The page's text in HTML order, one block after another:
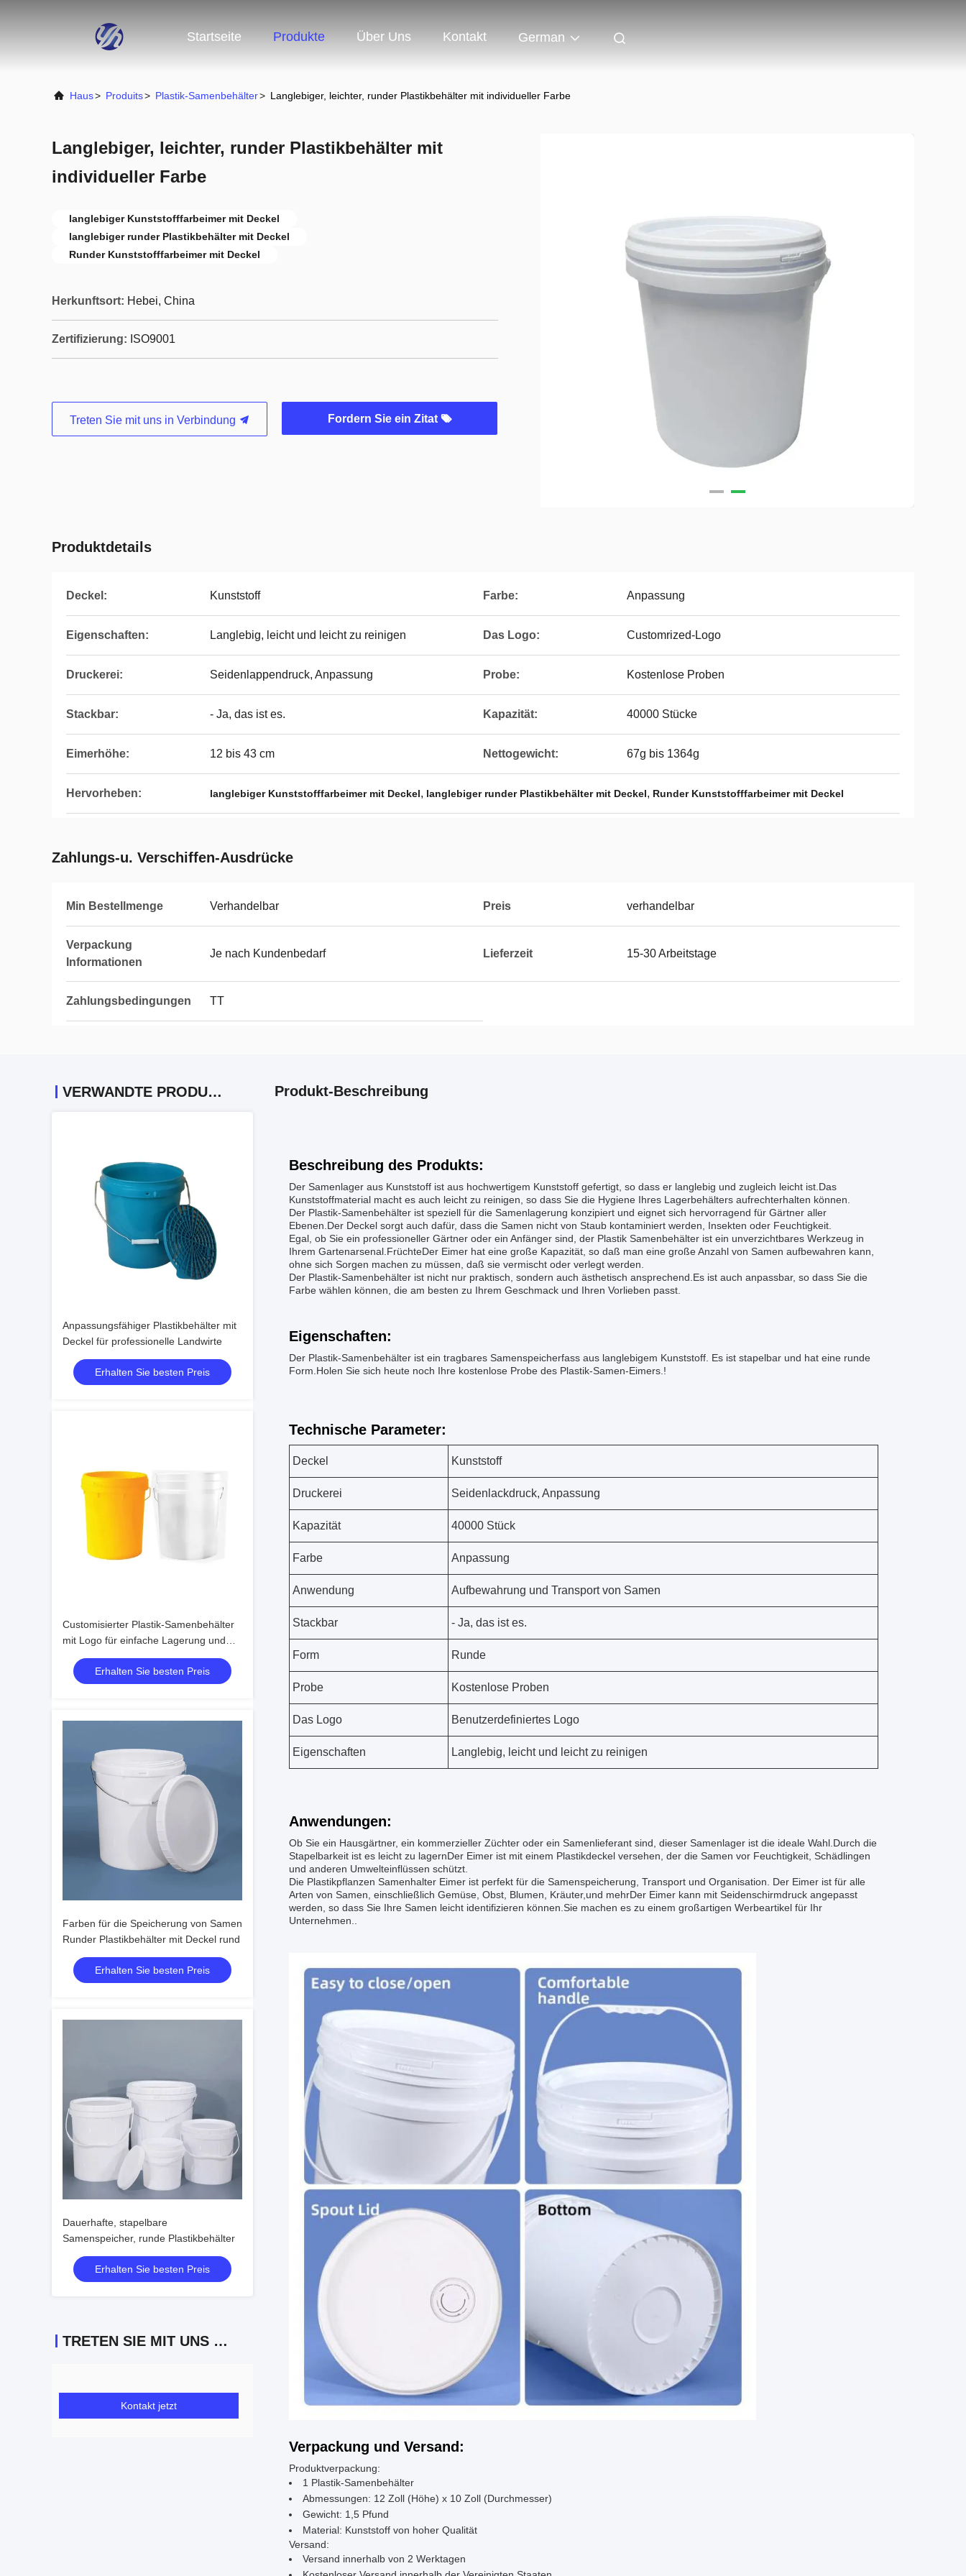
Startseite Produkte Über Uns Kontakt German
Haus> Produits> Plastik-Samenbehälter> Langlebiger, leichter, runder Plastikbehälter mit individueller Farbe
Langlebiger, leichter, runder Plastikbehälter mit
individueller Farbe
langlebiger Kunststofffarbeimer mit Deckel
langlebiger runder Plastikbehälter mit Deckel
Runder Kunststofffarbeimer mit Deckel
Herkunftsort: Hebei, China
Zertifizierung: ISO9001
Treten Sie mit uns in Verbindung Fordern Sie ein Zitat
Produktdetails
Deckel: Kunststoff Farbe: Anpassung
Eigenschaften: Langlebig, leicht und leicht zu reinigen Das Logo: Customrized-Logo
Druckerei: Seidenlappendruck, Anpassung Probe: Kostenlose Proben
Stackbar: - Ja, das ist es. Kapazität: 40000 Stücke
Eimerhöhe: 12 bis 43 cm Nettogewicht: 67g bis 1364g
Hervorheben: langlebiger Kunststofffarbeimer mit Deckel, langlebiger runder Plastikbehälter mit Deckel, Runder Kunststofffarbeimer mit Deckel
Zahlungs-u. Verschiffen-Ausdrücke
Min Bestellmenge Verhandelbar Preis verhandelbar
Verpackung
Informationen
Je nach Kundenbedarf Lieferzeit 15-30 Arbeitstage
Zahlungsbedingungen TT
VERWANDTE PRODUKTE
Anpassungsfähiger Plastikbehälter mit
Deckel für professionelle Landwirte
Erhalten Sie besten Preis
Customisierter Plastik-Samenbehälter
mit Logo für einfache Lagerung und
Stapelung
Erhalten Sie besten Preis
Farben für die Speicherung von Samen
Runder Plastikbehälter mit Deckel rund
Erhalten Sie besten Preis
Dauerhafte, stapelbare
Samenspeicher, runde Plastikbehälter
Erhalten Sie besten Preis
TRETEN SIE MIT UNS IN VERBINDUNG
Kontakt jetzt
Produkt-Beschreibung
Beschreibung des Produkts:
Der Samenlager aus Kunststoff ist aus hochwertigem Kunststoff gefertigt, so dass er langlebig und zugleich leicht ist.Das
Kunststoffmaterial macht es auch leicht zu reinigen, so dass Sie die Hygiene Ihres Lagerbehälters aufrechterhalten können.
Der Plastik-Samenbehälter ist speziell für die Samenlagerung konzipiert und eignet sich hervorragend für Gärtner aller
Ebenen.Der Deckel sorgt auch dafür, dass die Samen nicht von Staub kontaminiert werden, Insekten oder Feuchtigkeit.
Egal, ob Sie ein professioneller Gärtner oder ein Anfänger sind, der Plastik Samenbehälter ist ein unverzichtbares Werkzeug in
Ihrem Gartenarsenal.FrüchteDer Eimer hat eine große Kapazität, so daß man eine große Anzahl von Samen aufbewahren kann,
ohne sich Sorgen machen zu müssen, daß sie vermischt oder verlegt werden.
Der Plastik-Samenbehälter ist nicht nur praktisch, sondern auch ästhetisch ansprechend.Es ist auch anpassbar, so dass Sie die
Farbe wählen können, die am besten zu Ihrem Geschmack und Ihren Vorlieben passt.
Eigenschaften:
Der Plastik-Samenbehälter ist ein tragbares Samenspeicherfass aus langlebigem Kunststoff. Es ist stapelbar und hat eine runde
Form.Holen Sie sich heute noch Ihre kostenlose Probe des Plastik-Samen-Eimers.!
Technische Parameter:
Deckel Kunststoff
Druckerei Seidenlackdruck, Anpassung
Kapazität 40000 Stück
Farbe Anpassung
Anwendung Aufbewahrung und Transport von Samen
Stackbar - Ja, das ist es.
Form Runde
Probe Kostenlose Proben
Das Logo Benutzerdefiniertes Logo
Eigenschaften Langlebig, leicht und leicht zu reinigen
Anwendungen:
Ob Sie ein Hausgärtner, ein kommerzieller Züchter oder ein Samenlieferant sind, dieser Samenlager ist die ideale Wahl.Durch die
Stapelbarkeit ist es leicht zu lagernDer Eimer ist mit einem Plastikdeckel versehen, der die Samen vor Feuchtigkeit, Schädlingen
und anderen Umwelteinflüssen schützt.
Die Plastikpflanzen Samenhalter Eimer ist perfekt für die Samenspeicherung, Transport und Organisation. Der Eimer ist für alle
Arten von Samen, einschließlich Gemüse, Obst, Blumen, Kräuter,und mehrDer Eimer kann mit Seidenschirmdruck angepasst
werden, so dass Sie Ihre Samen leicht identifizieren können.Sie machen es zu einem großartigen Werbeartikel für Ihr
Unternehmen..
Verpackung und Versand:
Produktverpackung:
1 Plastik-Samenbehälter
Abmessungen: 12 Zoll (Höhe) x 10 Zoll (Durchmesser)
Gewicht: 1,5 Pfund
Material: Kunststoff von hoher Qualität
Versand:
Versand innerhalb von 2 Werktagen